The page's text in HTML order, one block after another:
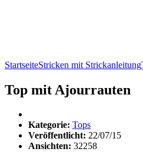
StartseiteStricken mit Strickanleitung
Top mit Ajourrauten
Kategorie: Tops
Veröffentlicht: 22/07/15
Ansichten: 32258